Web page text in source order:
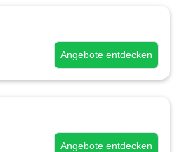
Angebote entdecken
Angebote entdecken